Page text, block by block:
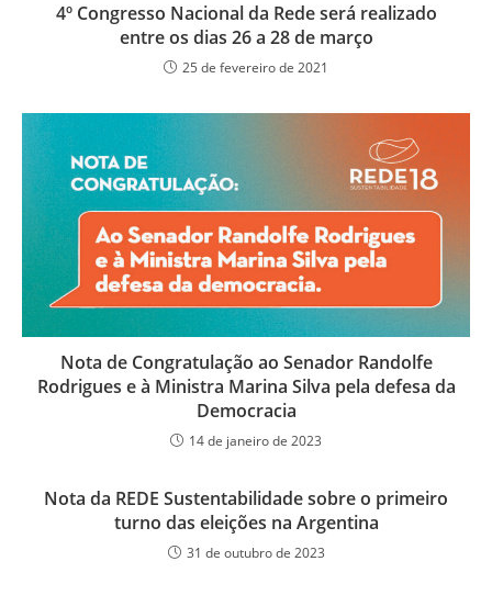
4º Congresso Nacional da Rede será realizado
entre os dias 26 a 28 de março
25 de fevereiro de 2021
Nota de Congratulação ao Senador Randolfe
Rodrigues e à Ministra Marina Silva pela defesa da
Democracia
14 de janeiro de 2023
Nota da REDE Sustentabilidade sobre o primeiro
turno das eleições na Argentina
31 de outubro de 2023